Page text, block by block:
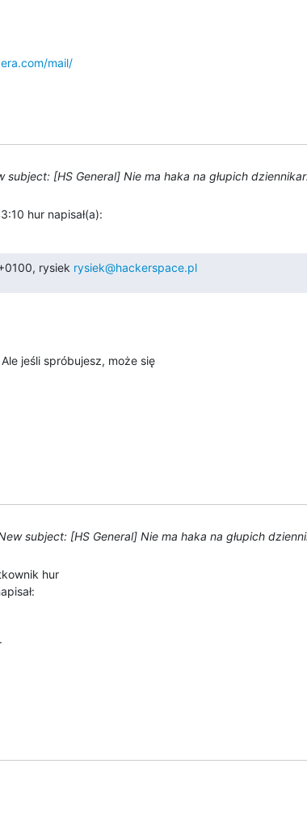
mail/
subject: [HS General] Nie ma haka na głupich
hur napisał(a):
rysiek rysiek@hackerspace.pl
jeśli spróbujesz, może się
subject: [HS General] Nie ma haka na głupich
W dniu 30 stycznia 2013 11:43 użytkownik hur